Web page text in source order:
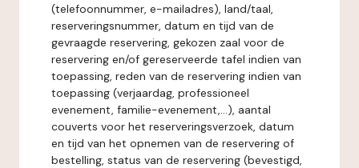
(telefoonnummer, e-mailadres), land/taal,
reserveringsnummer, datum en tijd van de
gevraagde reservering, gekozen zaal voor de
reservering en/of gereserveerde tafel indien van
toepassing, reden van de reservering indien van
toepassing (verjaardag, professioneel
evenement, familie-evenement,...), aantal
couverts voor het reserveringsverzoek, datum
en tijd van het opnemen van de reservering of
bestelling, status van de reservering (bevestigd,